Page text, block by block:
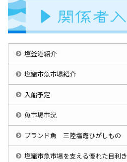
塩釜港紹介
塩竈市魚市場紹介
入船予定
魚市場市況
ブランド魚 三陸塩竈ひがしもの
塩竈市魚市場を支える優れた目利き